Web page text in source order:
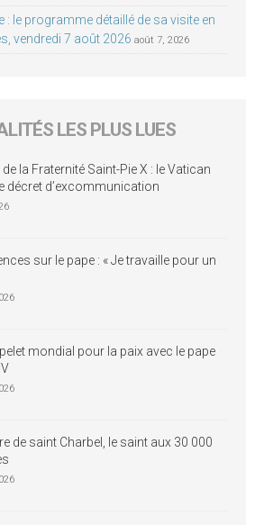
: le programme détaillé de sa visite en
vendredi 7 août 2026 août 7, 2026
LES PLUS LUES
la Fraternité Saint-Pie X : le Vatican
décret d’excommunication
sur le pape : « Je travaille pour un
mondial pour la paix avec le pape
de saint Charbel, le saint aux 30 000